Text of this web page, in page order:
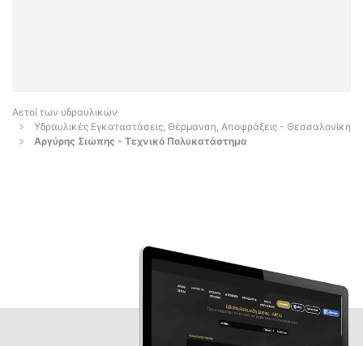
Αετοί των υδραυλικών
Υδραυλικές Εγκαταστάσεις, Θέρμανση, Αποφράξεις - Θεσσαλονίκη
Αργύρης Σιώπης - Τεχνικό Πολυκατάστημα